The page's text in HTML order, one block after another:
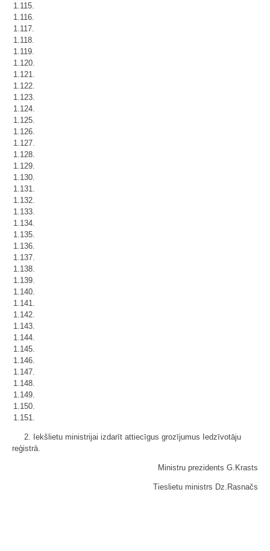
1.115.
1.116.
1.117.
1.118.
1.119.
1.120.
1.121.
1.122.
1.123.
1.124.
1.125.
1.126.
1.127.
1.128.
1.129.
1.130.
1.131.
1.132.
1.133.
1.134.
1.135.
1.136.
1.137.
1.138.
1.139.
1.140.
1.141.
1.142.
1.143.
1.144.
1.145.
1.146.
1.147.
1.148.
1.149.
1.150.
1.151.
2. Iekšlietu ministrijai izdarīt attiecīgus grozījumus Iedzīvotāju
reģistrā.
Ministru prezidents G.Krasts
Tieslietu ministrs Dz.Rasnačs